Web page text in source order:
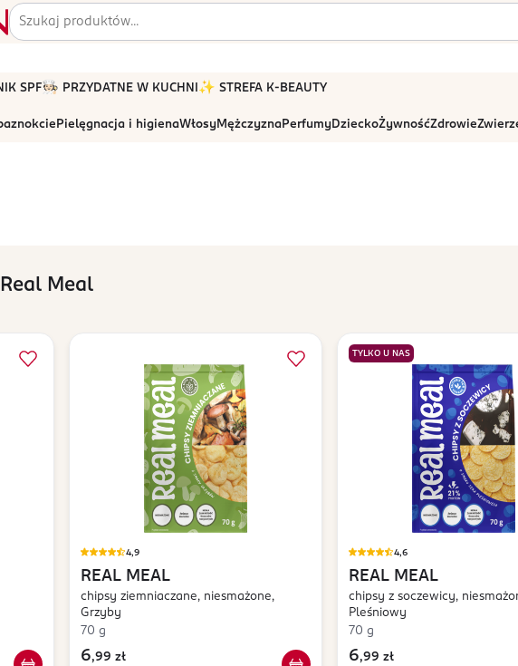
SPF🧑🏻‍🍳 PRZYDATNE W KUCHNI ✨ STREFA K-BEAUTY
Pielęgnacja i higienaWłosyMężczyznaPerfumyDzieckoŻywnośćZdrowie
Meal
4,9
REAL MEAL
chipsy ziemniaczane, niesmażone,
Grzyby
70 g
6,99 zł
TYLKO U NAS
4,6
REAL MEAL
chipsy z soczewicy,
Pleśniowy
70 g
6,99 zł